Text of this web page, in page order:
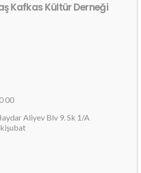
Kafkas Kültür Derneği
00
Aliyev Blv 9. Sk 1/A